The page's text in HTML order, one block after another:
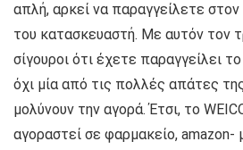
απλή, αρκεί να παραγγείλετε
του κατασκευαστή. Με αυτόν τον
σίγουροι ότι έχετε παραγγείλει
όχι μία από τις πολλές απάτες
μολύνουν την αγορά. Έτσι, το
αγοραστεί σε φαρμακείο, amazon-